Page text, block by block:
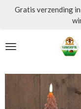
de
Gratis verzending